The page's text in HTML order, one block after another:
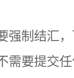
强制结汇
需要提交